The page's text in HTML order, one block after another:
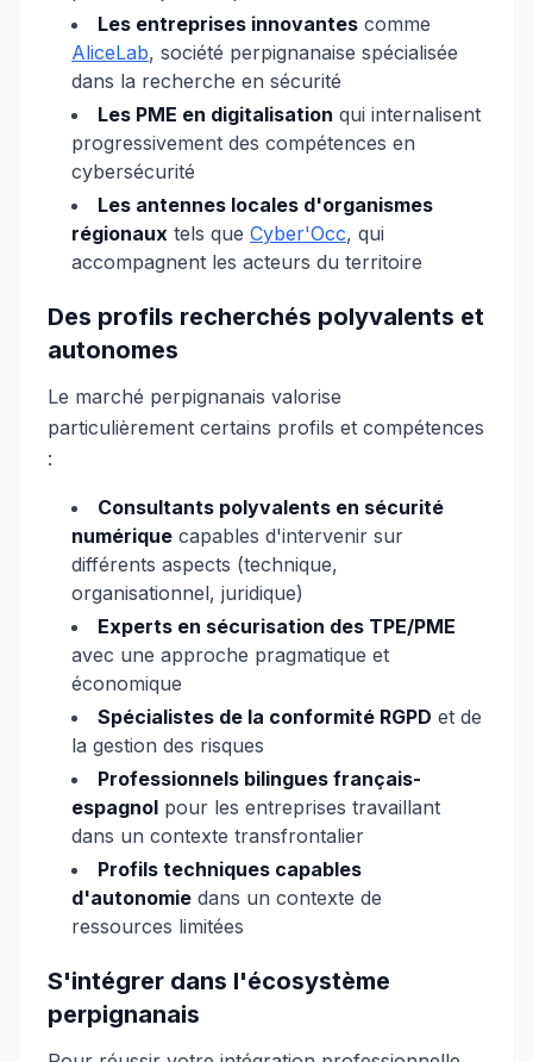
Les entreprises innovantes comme
AliceLab, société perpignanaise spécialisée
dans la recherche en sécurité
Les PME en digitalisation qui internalisent
progressivement des compétences en
cybersécurité
Les antennes locales d'organismes
régionaux tels que Cyber'Occ, qui
accompagnent les acteurs du territoire
Des profils recherchés polyvalents et
autonomes
Le marché perpignanais valorise
particulièrement certains profils et compétences
:
Consultants polyvalents en sécurité
numérique capables d'intervenir sur
différents aspects (technique,
organisationnel, juridique)
Experts en sécurisation des TPE/PME
avec une approche pragmatique et
économique
Spécialistes de la conformité RGPD et de
la gestion des risques
Professionnels bilingues français-
espagnol pour les entreprises travaillant
dans un contexte transfrontalier
Profils techniques capables
d'autonomie dans un contexte de
ressources limitées
S'intégrer dans l'écosystème
perpignanais